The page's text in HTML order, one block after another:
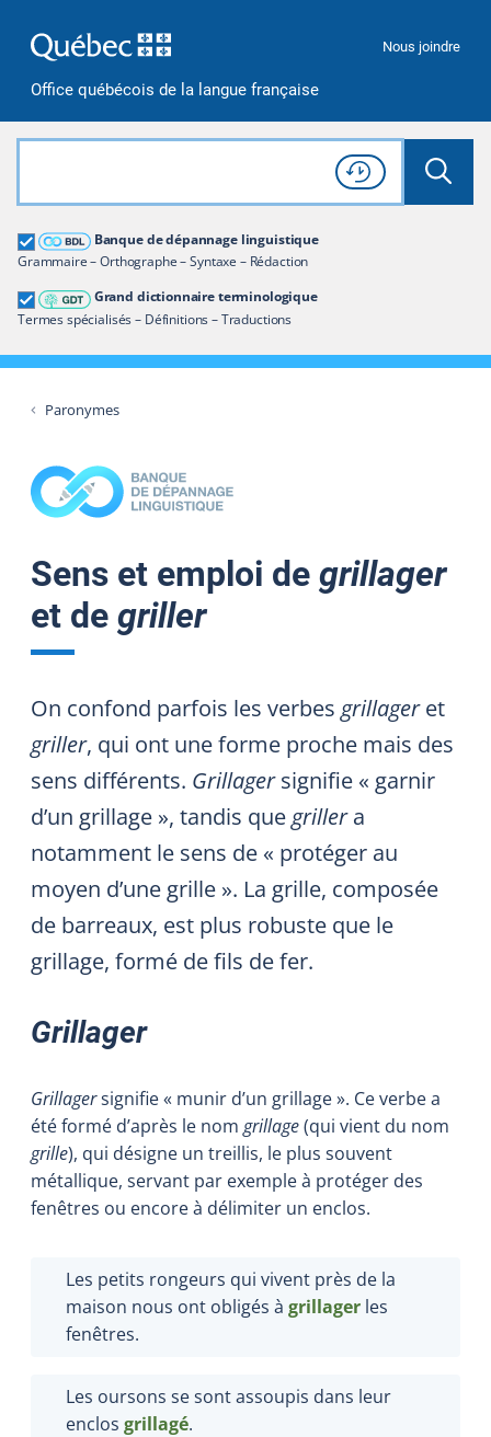
Office québécois de la langue française
Nous joindre
Rechercher dans tout le site
Lancer
Consulter l'
Historique
de recherche
Banque de dépannage linguistique
Grammaire – Orthographe – Syntaxe – Rédaction
Grand dictionnaire terminologique
Termes spécialisés – Définitions – Traductions
Grand dictionnaire terminologique
Restreindre aux termes
Paronymes
Sens et emploi de grillager
et de griller
On confond parfois les verbes grillageret
griller, qui ont une forme proche mais des
sens différents. Grillagersignifie « garnir
d’un grillage », tandis quegrillera
notamment le sens de « protéger au
moyen d’une grille ». La grille, composée
de barreaux, est plus robuste que le
grillage, formé de fils de fer.
Grillager
Grillagersignifie « munir d’un grillage ». Ce verbe a
été formé d’après le nom grillage(qui vient du nom
grille), qui désigne un treillis, le plus souvent
métallique, servant par exemple à protéger des
fenêtres ou encore à délimiter un enclos.
Les petits rongeurs qui vivent près de la
maison nous ont obligés à grillager les
fenêtres.
Les oursons se sont assoupis dans leur
enclos grillagé.